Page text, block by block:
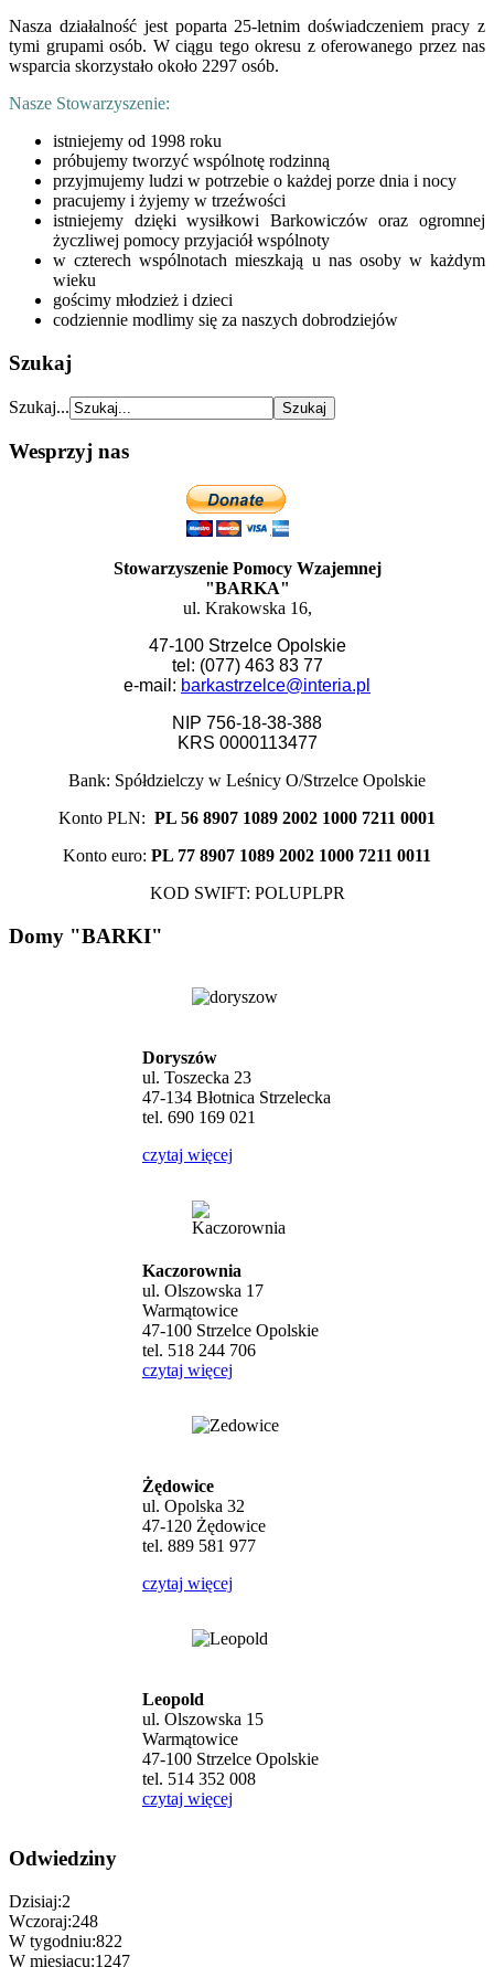
Nasza działalność jest poparta 25-letnim doświadczeniem pracy z
tymi grupami osób. W ciągu tego okresu z oferowanego przez nas
wsparcia skorzystało około 2297 osób.
Nasze Stowarzyszenie:
istniejemy od 1998 roku
próbujemy tworzyć wspólnotę rodzinną
przyjmujemy ludzi w potrzebie o każdej porze dnia i nocy
pracujemy i żyjemy w trzeźwości
istniejemy dzięki wysiłkowi Barkowiczów oraz ogromnej
życzliwej pomocy przyjaciół wspólnoty
w czterech wspólnotach mieszkają u nas osoby w każdym
wieku
gościmy młodzież i dzieci
codziennie modlimy się za naszych dobrodziejów
Szukaj
Szukaj...
Wesprzyj nas
Stowarzyszenie Pomocy Wzajemnej
"BARKA"
ul. Krakowska 16,
47-100 Strzelce Opolskie
tel: (077) 463 83 77
e-mail: barkastrzelce@interia.pl
NIP 756-18-38-388
KRS 0000113477
Bank: Spółdzielczy w Leśnicy O/Strzelce Opolskie
Konto PLN: PL 56 8907 1089 2002 1000 7211 0001
Konto euro: PL 77 8907 1089 2002 1000 7211 0011
KOD SWIFT: POLUPLPR
Domy "BARKI"
Doryszów
ul. Toszecka 23
47-134 Błotnica Strzelecka
tel. 690 169 021
czytaj więcej
Kaczorownia
ul. Olszowska 17
Warmątowice
47-100 Strzelce Opolskie
tel. 518 244 706
czytaj więcej
Żędowice
ul. Opolska 32
47-120 Żędowice
tel. 889 581 977
czytaj więcej
Leopold
ul. Olszowska 15
Warmątowice
47-100 Strzelce Opolskie
tel. 514 352 008
czytaj więcej
Odwiedziny
Dzisiaj:2
Wczoraj:248
W tygodniu:822
W miesiącu:1247